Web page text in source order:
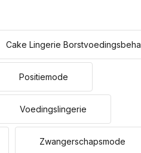
Cake Lingerie Borstvoedingsbeha
Positiemode
Voedingslingerie
Zwangerschapsmode